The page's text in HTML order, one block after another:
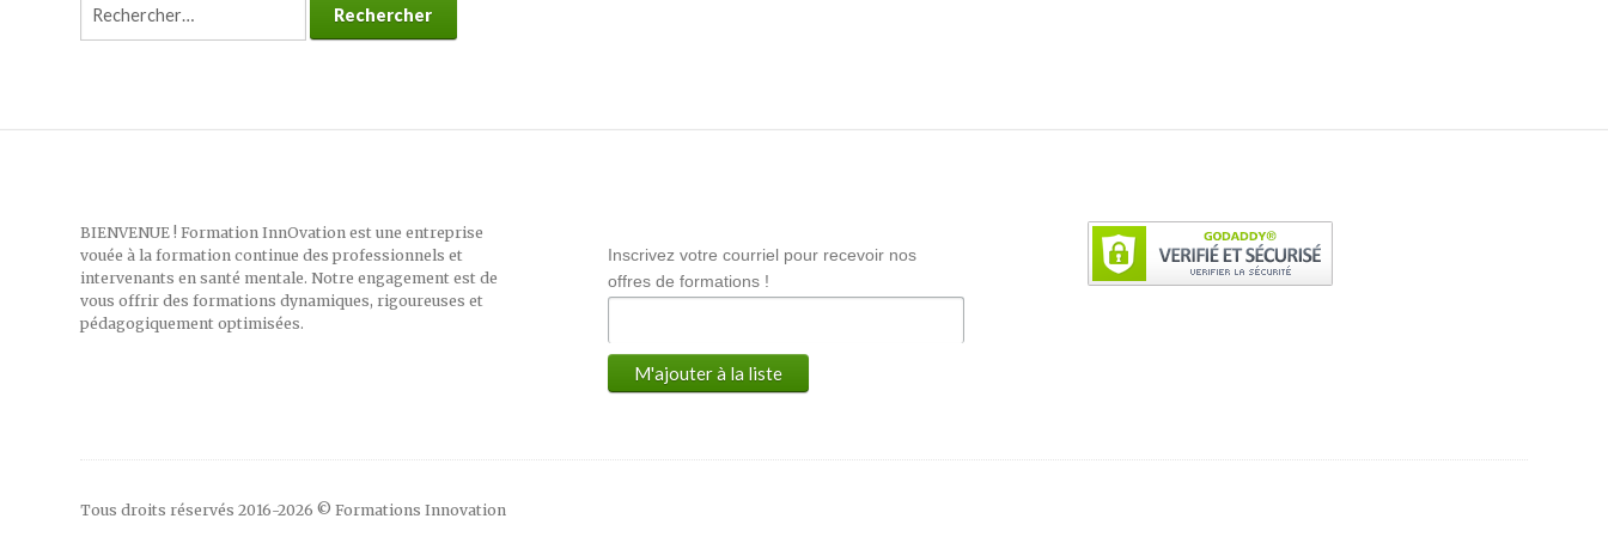
BIENVENUE ! Formation InnOvation est une entreprise
vouée à la formation continue des professionnels et
intervenants en santé mentale. Notre engagement est de
vous offrir des formations dynamiques, rigoureuses et
pédagogiquement optimisées.
Inscrivez votre courriel pour recevoir nos
offres de formations !
Tous droits réservés 2016-2026 © Formations Innovation